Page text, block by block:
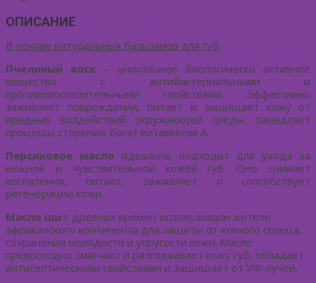
ОПИСАНИЕ
В основе натуральных бальзамов для губ:
Пчелиный воск – уникальное биологически активное
вещество с антибактериальными и
противовоспалительными свойствами. Эффективно
заживляет повреждения, питает и защищает кожу от
вредных воздействий окружающей среды, замедляет
процессы старения; богат витамином А.
Персиковое масло идеально подходит для ухода за
нежной и чувствительной кожей губ. Оно снимает
воспаления, питает, заживляет и способствует
регенерации кожи.
Масло ши с древних времен использовали жители
африканского континента для защиты от южного солнца,
сохранения молодости и упругости кожи. Масло
превосходно смягчает и разглаживает кожу губ, обладает
антисептическими свойствами и защищает от УФ-лучей.